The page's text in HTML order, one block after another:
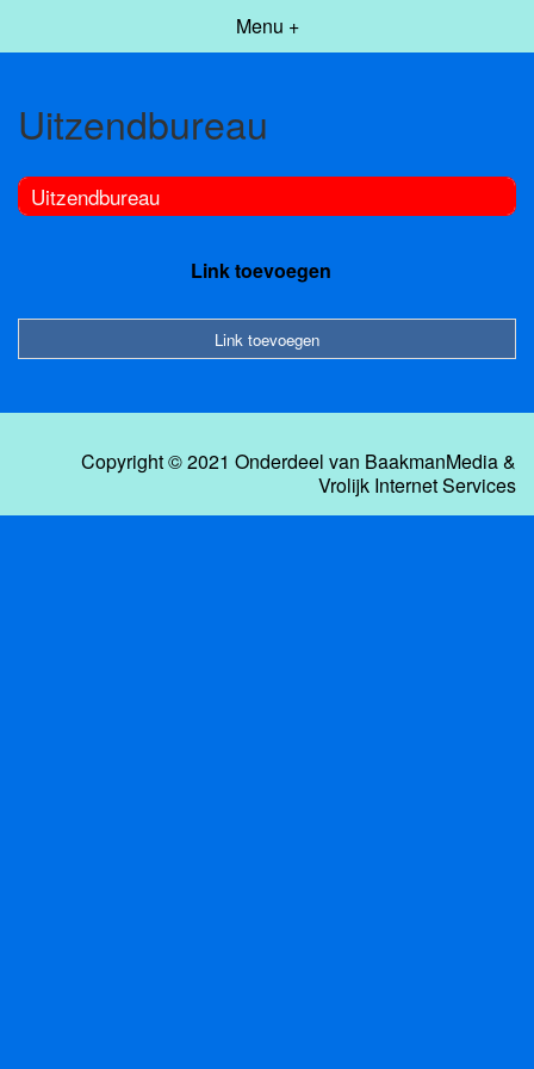
Menu +
Uitzendbureau
Uitzendbureau
Link toevoegen
Link toevoegen
Copyright © 2021 Onderdeel van BaakmanMedia&
Vrolijk Internet Services